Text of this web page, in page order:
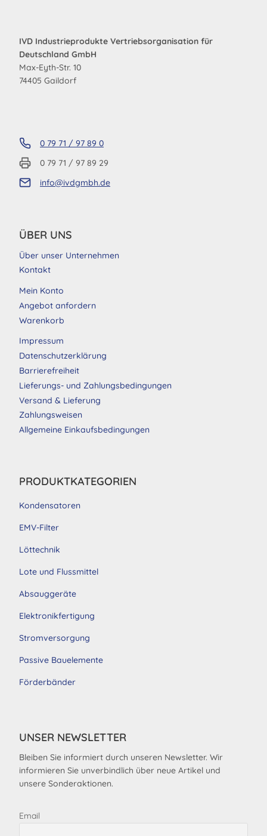
IVD Industrieprodukte Vertriebsorganisation für
Deutschland GmbH
Max-Eyth-Str. 10
74405 Gaildorf
0 79 71 / 97 89 0
0 79 71 / 97 89 29
info@ivdgmbh.de
ÜBER UNS
Über unser Unternehmen
Kontakt
Mein Konto
Angebot anfordern
Warenkorb
Impressum
Datenschutzerklärung
Barrierefreiheit
Lieferungs- und Zahlungsbedingungen
Versand & Lieferung
Zahlungsweisen
Allgemeine Einkaufsbedingungen
PRODUKTKATEGORIEN
Kondensatoren
EMV-Filter
Löttechnik
Lote und Flussmittel
Absauggeräte
Elektronikfertigung
Stromversorgung
Passive Bauelemente
Förderbänder
UNSER NEWSLETTER
Bleiben Sie informiert durch unseren Newsletter. Wir
informieren Sie unverbindlich über neue Artikel und
unsere Sonderaktionen.
Email